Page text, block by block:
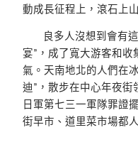
動成長征程上，滾石上
良多人沒想到會有
宴”，成了寬大游客和收
氣。天南地北的人們在
迪”，散步在中心年夜街
日軍第七三一軍隊罪證
街早市、道里菜市場都